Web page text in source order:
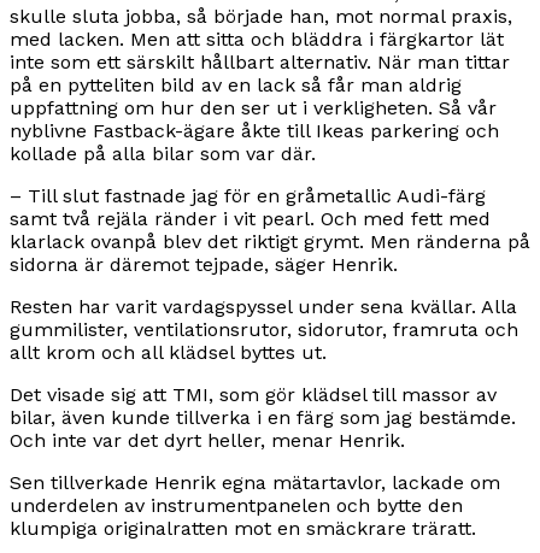
skulle sluta jobba, så började han, mot normal praxis,
med lacken. Men att sitta och bläddra i färgkartor lät
inte som ett särskilt hållbart alternativ. När man tittar
på en pytteliten bild av en lack så får man aldrig
uppfattning om hur den ser ut i verkligheten. Så vår
nyblivne Fastback-ägare åkte till Ikeas parkering och
kollade på alla bilar som var där.
– Till slut fastnade jag för en gråmetallic Audi-färg
samt två rejäla ränder i vit pearl. Och med fett med
klarlack ovanpå blev det riktigt grymt. Men ränderna på
sidorna är däremot tejpade, säger Henrik.
Resten har varit vardagspyssel under sena kvällar. Alla
gummilister, ventilationsrutor, sidorutor, framruta och
allt krom och all klädsel byttes ut.
Det visade sig att TMI, som gör klädsel till massor av
bilar, även kunde tillverka i en färg som jag bestämde.
Och inte var det dyrt heller, menar Henrik.
Sen tillverkade Henrik egna mätartavlor, lackade om
underdelen av instrumentpanelen och bytte den
klumpiga originalratten mot en smäckrare träratt.